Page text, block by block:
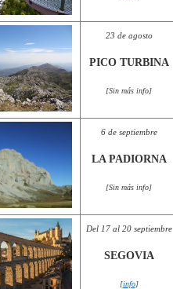
23 de agosto
PICO TURBINA
[Sin más info]
6 de septiembre
LA PADIORNA
[Sin más info]
Del 17 al 20 septiembre
SEGOVIA
[info]